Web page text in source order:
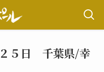
５日 千葉県/幸